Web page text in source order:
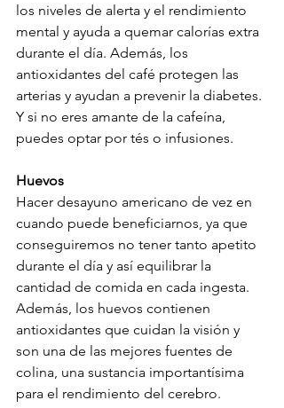
los niveles de alerta y el rendimiento
mental y ayuda a quemar calorías extra
durante el día. Además, los
antioxidantes del café protegen las
arterias y ayudan a prevenir la diabetes.
Y si no eres amante de la cafeína,
puedes optar por tés o infusiones.
Huevos
Hacer desayuno americano de vez en
cuando puede beneficiarnos, ya que
conseguiremos no tener tanto apetito
durante el día y así equilibrar la
cantidad de comida en cada ingesta.
Además, los huevos contienen
antioxidantes que cuidan la visión y
son una de las mejores fuentes de
colina, una sustancia importantísima
para el rendimiento del cerebro.